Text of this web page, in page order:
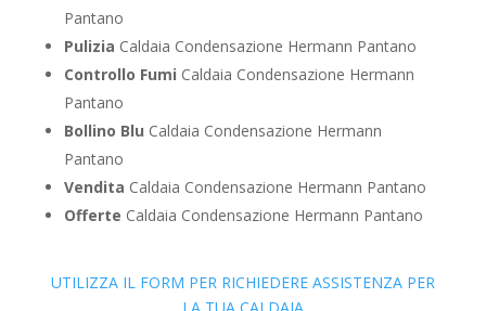
Pantano
Pulizia Caldaia Condensazione Hermann Pantano
Controllo Fumi Caldaia Condensazione Hermann
Pantano
Bollino Blu Caldaia Condensazione Hermann
Pantano
Vendita Caldaia Condensazione Hermann Pantano
Offerte Caldaia Condensazione Hermann Pantano
UTILIZZA IL FORM PER RICHIEDERE ASSISTENZA PER